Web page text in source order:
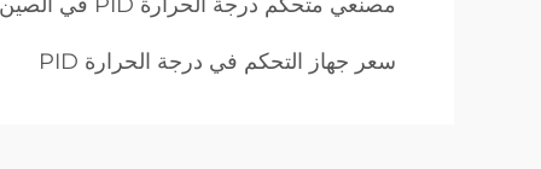
سعر جهاز التحكم في درجة الحرارة PID